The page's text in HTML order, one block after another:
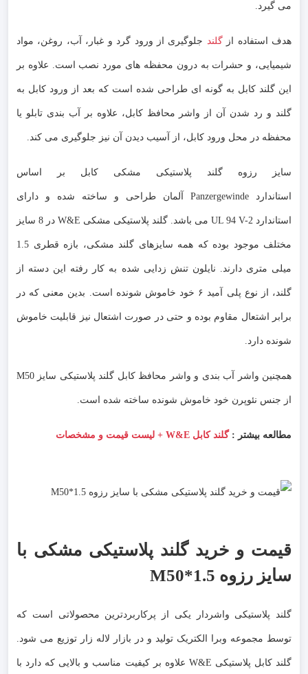
می گیرد.
هدف استفاده ازگلند جلوگیری از ورود گرد و غبار، آب، روغن، مواد
شیمیایی، و حشرات به درون محفظه های مورد نصب است. علاوه بر
این گلند کابل به گونه ای طراحی شده است که بعد از ورود کابل به
گلند و رد شدن آن از واشر محافظ کابل، علاوه بر آب بندی تابلو یا
محفظه در محل ورود کابل، از آسیب دیدن آن نیز جلوگیری می کند.
سایز رزوه گلند پلاستیکی مشکی کابل بر اساس
استاندارد Panzergewinde آلمان طراحی و ساخته شده و دارای
استاندارد UL 94 V-2 می باشد. گلند پلاستیکی مشکی W&E در 8 سایز
مختلف موجود بوده که همه سایزهای گلند مشکی، بازه قطری 1.5
میلی متری دارند. نایلون تنش زدایی شده به کار رفته این دسته از
گلند، از نوع پلی آمید ۶ خود خاموش شونده است. بدین معنی که در
برابر اشتعال مقاوم بوده و حتی در صورت اشتعال نیز قابلیت خاموش
شونده دارد.
همچنین واشر آب بندی و واشر محافظ کابل گلند پلاستیکی سایز M50
از جنس نئوپرن خود خاموش شونده ساخته شده است.
مطالعه بیشتر :گلند کابل W&E + لیست قیمت و مشخصات
قیمت و خرید گلند پلاستیکی مشکی با
سایز رزوه M50*1.5
گلند پلاستیکی واشردار یکی از پرکاربردترین محصولاتی است که
توسط مجموعه وبرا الکتریک تولید و در بازار لاله زار توزیع می شود.
گلند کابل پلاستیکی W&E علاوه بر کیفیت مناسب و بالایی که دارد با